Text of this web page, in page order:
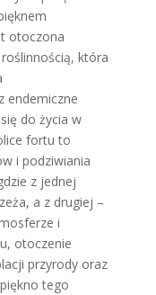
otoczona
która
endemiczne
do życia w
fortu to
i podziwiania
z jednej
a z drugiej –
i
otoczenie
przyrody oraz
tego